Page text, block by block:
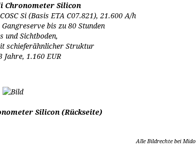
Chronometer Silicon
Si (Basis ETA C07.821), 21.600 A/h
bis zu 80 Stunden
und Sichtboden,
schieferähnlicher Struktur
Jahre, 1.160 EUR
Silicon (Rückseite)
Alle Bildrechte bei Mido